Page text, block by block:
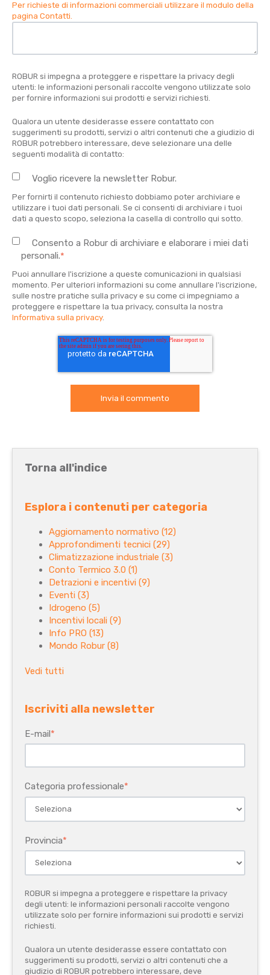
Per richieste di informazioni commerciali utilizzare il modulo della
pagina Contatti.
ROBUR si impegna a proteggere e rispettare la privacy degli
utenti: le informazioni personali raccolte vengono utilizzate solo
per fornire informazioni sui prodotti e servizi richiesti.
Qualora un utente desiderasse essere contattato con
suggerimenti su prodotti, servizi o altri contenuti che a giudizio di
ROBUR potrebbero interessare, deve selezionare una delle
seguenti modalità di contatto:
Voglio ricevere la newsletter Robur.
Per fornirti il contenuto richiesto dobbiamo poter archiviare e
utilizzare i tuoi dati personali. Se ci consenti di archiviare i tuoi
dati a questo scopo, seleziona la casella di controllo qui sotto.
Consento a Robur di archiviare e elaborare i miei dati
personali.*
Puoi annullare l'iscrizione a queste comunicazioni in qualsiasi
momento. Per ulteriori informazioni su come annullare l'iscrizione,
sulle nostre pratiche sulla privacy e su come ci impegniamo a
proteggere e rispettare la tua privacy, consulta la nostra
Informativa sulla privacy.
Torna all'indice
Esplora i contenuti per categoria
Aggiornamento normativo (12)
Approfondimenti tecnici (29)
Climatizzazione industriale (3)
Conto Termico 3.0 (1)
Detrazioni e incentivi (9)
Eventi (3)
Idrogeno (5)
Incentivi locali (9)
Info PRO (13)
Mondo Robur (8)
Vedi tutti
Iscriviti alla newsletter
E-mail*
Categoria professionale*
Provincia*
ROBUR si impegna a proteggere e rispettare la privacy
degli utenti: le informazioni personali raccolte vengono
utilizzate solo per fornire informazioni sui prodotti e servizi
richiesti.
Qualora un utente desiderasse essere contattato con
suggerimenti su prodotti, servizi o altri contenuti che a
giudizio di ROBUR potrebbero interessare, deve